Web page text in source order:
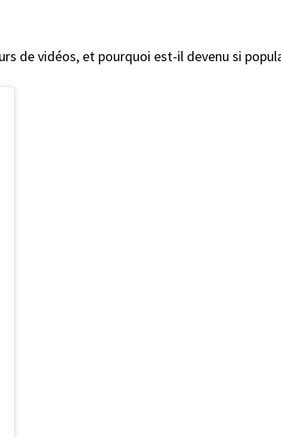
de vidéos, et pourquoi est-il devenu si